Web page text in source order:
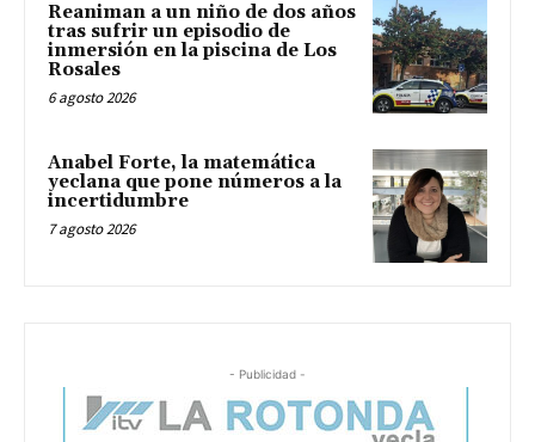
Reaniman a un niño de dos años
tras sufrir un episodio de
inmersión en la piscina de Los
Rosales
6 agosto 2026
Anabel Forte, la matemática
yeclana que pone números a la
incertidumbre
7 agosto 2026
- Publicidad -